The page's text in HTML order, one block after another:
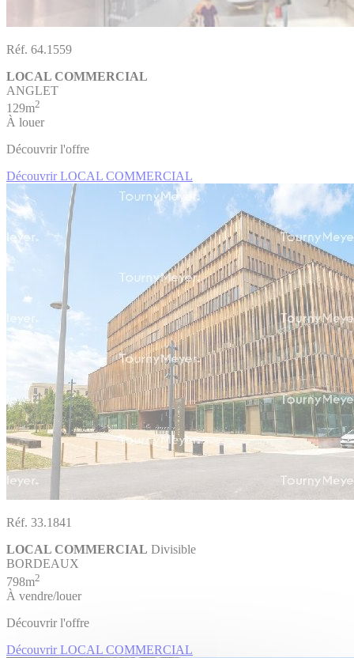
Réf. 64.1559
LOCAL COMMERCIAL
ANGLET
129m2
À louer
Découvrir l'offre
Découvrir LOCAL COMMERCIAL
Réf. 33.1841
LOCAL COMMERCIAL Divisible
BORDEAUX
798m2
À vendre/louer
Découvrir l'offre
Découvrir LOCAL COMMERCIAL